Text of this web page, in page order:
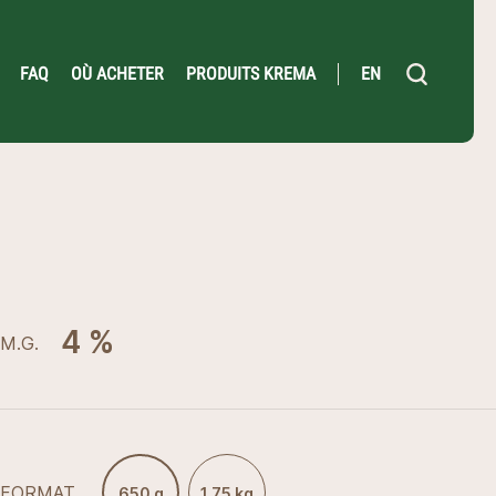
FAQ OÙ ACHETER PRODUITS KREMA EN
M.G. 4 %